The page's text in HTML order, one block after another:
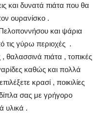
και δυνατά πιάτα που θα
ουρανίσκο .
και ψάρια
τις γύρω περιοχές .
θαλασσινά πιάτα , τοπικές
καθώς και πολλά
κρασί , ποικιλίες
σας με γρήγορο
υλικά .